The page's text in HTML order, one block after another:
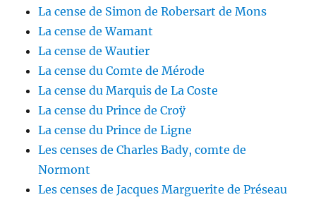
La cense de Simon de Robersart de Mons
La cense de Wamant
La cense de Wautier
La cense du Comte de Mérode
La cense du Marquis de La Coste
La cense du Prince de Croÿ
La cense du Prince de Ligne
Les censes de Charles Bady, comte de
Normont
Les censes de Jacques Marguerite de Préseau